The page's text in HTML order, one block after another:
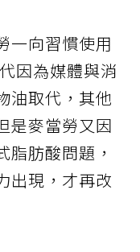
一向習慣使用
因為媒體與消
油取代，其他
是麥當勞又因
脂肪酸問題，
出現，才再改